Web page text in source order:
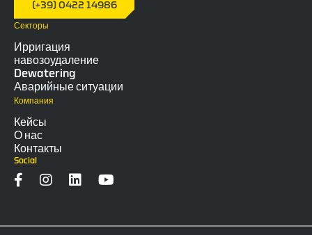
(+39) 0422 14986
Секторы
Ирригация
навозоудаление
Dewatering
Аварийные ситуации
Компания
Кейсы
О нас
Контакты
Social